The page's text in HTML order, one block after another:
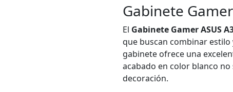
Gabinete
El Gabinete Gamer ASUS
que buscan combinar
gabinete ofrece una
acabado en color blanco
decoración.